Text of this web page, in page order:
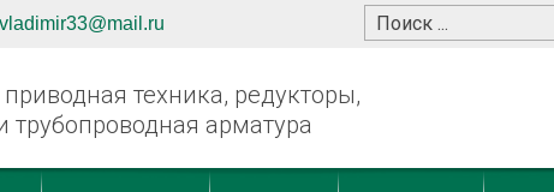
техника, редукторы,
трубопроводная арматура